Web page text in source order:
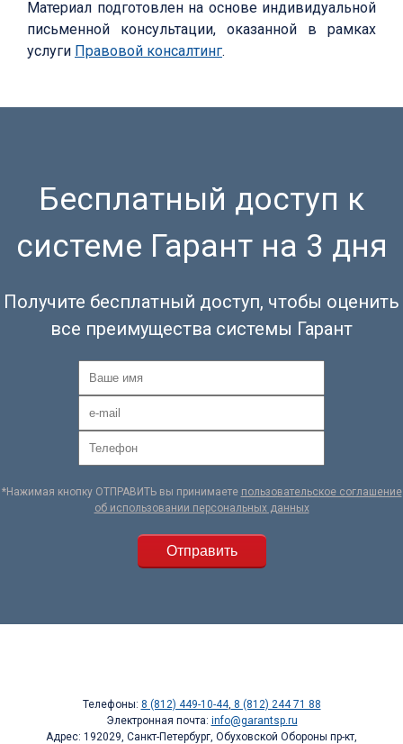
Материал подготовлен на основе индивидуальной
письменной консультации, оказанной в рамках
услуги Правовой консалтинг.
Бесплатный доступ к
системе Гарант на 3 дня
Получите бесплатный доступ, чтобы оценить
все преимущества системы Гарант
*Нажимая кнопку ОТПРАВИТЬ вы принимаете пользовательское соглашение
об использовании персональных данных
Телефоны: 8 (812) 449-10-44, 8 (812) 244 71 88
Электронная почта: info@garantsp.ru
Адрес: 192029, Санкт-Петербург, Обуховской Обороны пр-кт,